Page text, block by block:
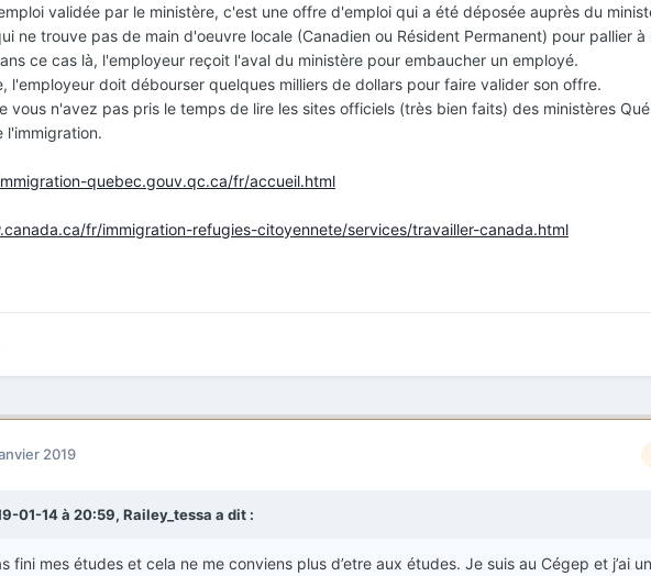
validée par le ministère, c'est une offre d'emploi qui a été déposée auprès du
ne trouve pas de main d'oeuvre locale (Canadien ou Résident Permanent) pour pallier à
ce cas là, l'employeur reçoit l'aval du ministère pour embaucher un employé.
l'employeur doit débourser quelques milliers de dollars pour faire valider son offre.
vous n'avez pas pris le temps de lire les sites officiels (très bien faits) des ministères
l'immigration.
quebec.gouv.qc.ca/fr/accueil.html
fr/immigration-refugies-citoyennete/services/travailler-canada.html
2019
01-14 à 20:59, Railey_tessa a dit :
fini mes études et cela ne me conviens plus d’etre aux études. Je suis au Cégep et j’ai